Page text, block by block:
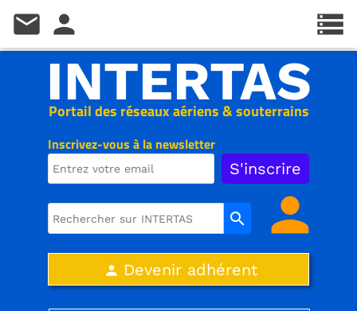
Inscrivez-vous à la newsletter
Portail des réseaux aériens & souterrains
INTERTAS
search person
person Devenir adhérent
storage
mail person